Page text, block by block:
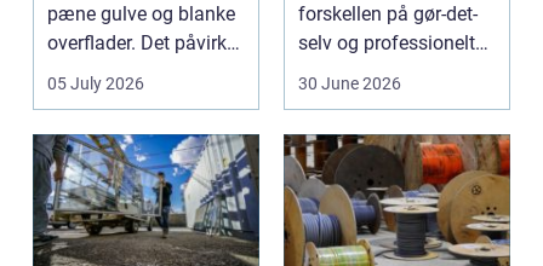
pæne gulve og blanke
overflader. Det påvirker
både arbejdsmi...
05 July 2026
forskellen på gør-det-
selv og professionelt
30 June 2026